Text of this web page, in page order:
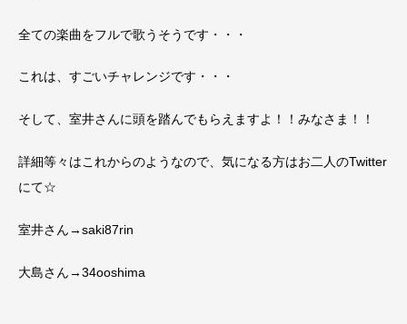
全ての楽曲をフルで歌うそうです・・・
これは、すごいチャレンジです・・・
そして、室井さんに頭を踏んでもらえますよ！！みなさま！！
詳細等々はこれからのようなので、気になる方はお二人のTwitter
にて☆
室井さん→saki87rin
大島さん→34ooshima